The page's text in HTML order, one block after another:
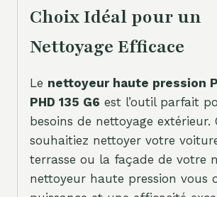
Choix Idéal pour un
Nettoyage Efficace
Le nettoyeur haute pression
PHD 135 G6 est l’outil parfait
besoins de nettoyage extérieur.
souhaitiez nettoyer votre
terrasse ou la façade de votre
nettoyeur haute pression vous